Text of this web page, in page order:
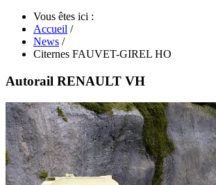
Vous êtes ici :
Accueil /
News /
Citernes FAUVET-GIREL HO
Autorail RENAULT VH